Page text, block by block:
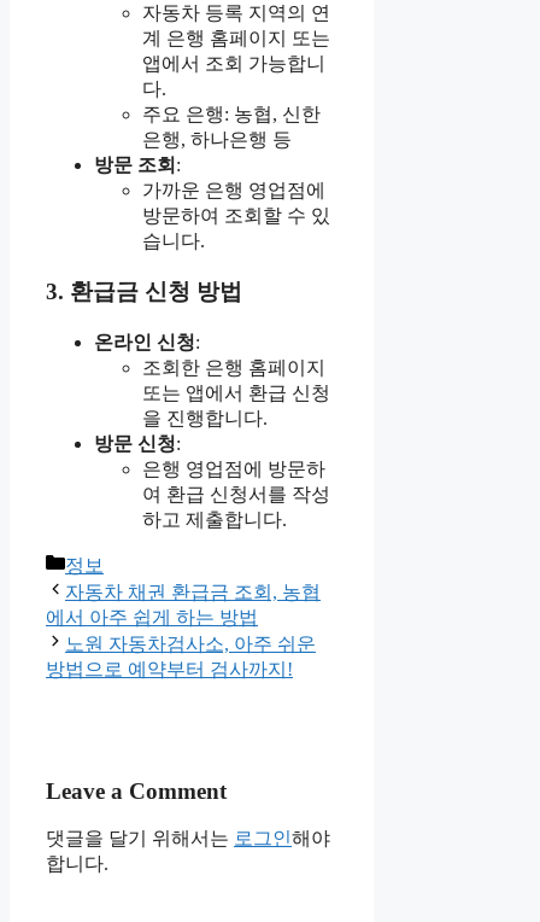
자동차 등록 지역의 연
계 은행 홈페이지 또는
앱에서 조회 가능합니
다.
주요 은행: 농협, 신한
은행, 하나은행 등
방문 조회 :
가까운 은행 영업점에
방문하여 조회할 수 있
습니다.
3. 환급금 신청 방법
온라인 신청:
조회한 은행 홈페이지
또는 앱에서 환급 신청
을 진행합니다.
방문 신청:
은행 영업점에 방문하
여 환급 신청서를 작성
하고 제출합니다.
Categories
정보
자동차 채권 환급금 조회, 농협
에서 아주 쉽게 하는 방법
노원 자동차검사소, 아주 쉬운
방법으로 예약부터 검사까지!
Leave a Comment
댓글을 달기 위해서는 로그인해야
합니다.